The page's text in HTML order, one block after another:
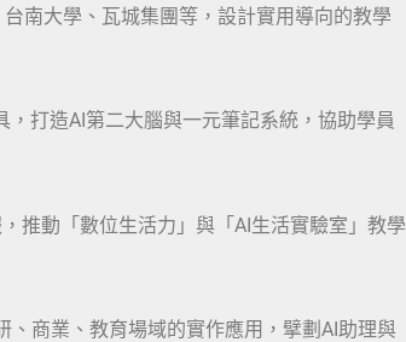
南大學、瓦城集團等，設計實用導向的教學
，打造AI第二大腦與一元筆記系統，協助學員
推動「數位生活力」與「AI生活實驗室」教學
、商業、教育場域的實作應用，擘劃AI助理與